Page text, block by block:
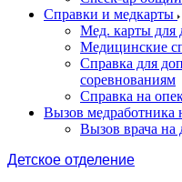
Справки и медкарты
Мед. карты для
Медицинские
Справка для
соревнованиям
Справка на
Вызов медработника
Вызов врача на
Детское отделение